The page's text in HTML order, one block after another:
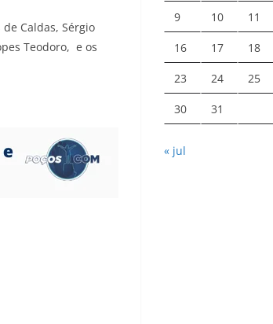
Caldas, Sérgio
Teodoro, e os
9 10 11
16 17 18
23 24 25
30 31
« jul